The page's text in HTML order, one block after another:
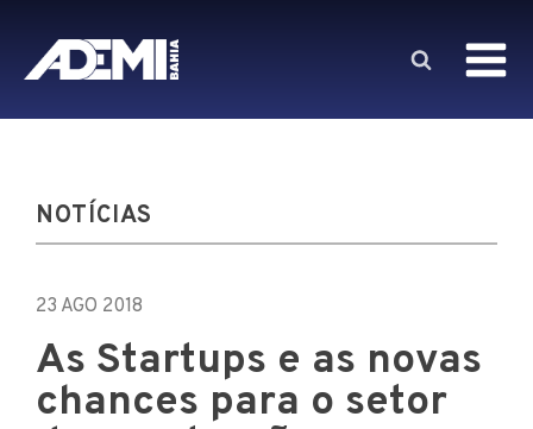
NOTÍCIAS
23 AGO 2018
As Startups e as novas
chances para o setor